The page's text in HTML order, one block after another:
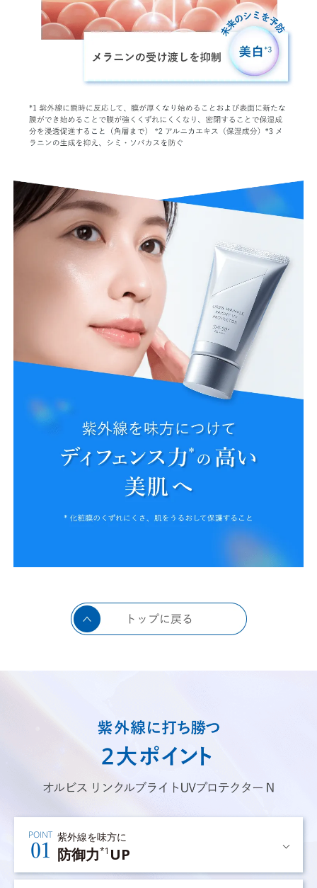
紫外線を味方に
防御力*1 UP